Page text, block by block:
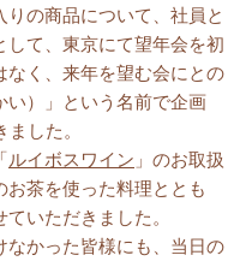
の商品について、社員と
して、東京にて望年会を初
なく、来年を望む会にとの
い）」という名前で企画
した。
ルイボスワイン 」のお取扱
お茶を使った料理ととも
いただきました。
なかった皆様にも、当日の